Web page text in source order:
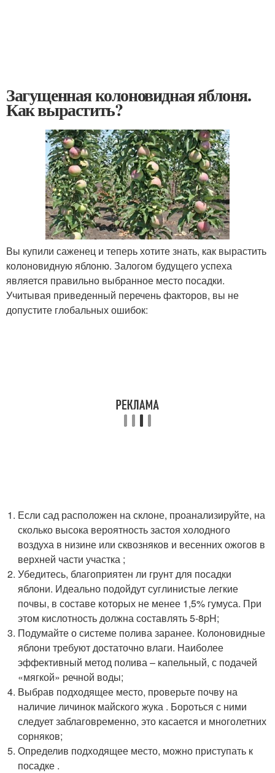
Загущенная колоновидная яблоня.
Как вырастить?
Вы купили саженец и теперь хотите знать, как вырастить
колоновидную яблоню. Залогом будущего успеха
является правильно выбранное место посадки.
Учитывая приведенный перечень факторов, вы не
допустите глобальных ошибок:
Если сад расположен на склоне, проанализируйте, на
сколько высока вероятность застоя холодного
воздуха в низине или сквозняков и весенних ожогов в
верхней части участка ;
Убедитесь, благоприятен ли грунт для посадки
яблони. Идеально подойдут суглинистые легкие
почвы, в составе которых не менее 1,5% гумуса. При
этом кислотность должна составлять 5-8pH;
Подумайте о системе полива заранее. Колоновидные
яблони требуют достаточно влаги. Наиболее
эффективный метод полива – капельный, с подачей
«мягкой» речной воды;
Выбрав подходящее место, проверьте почву на
наличие личинок майского жука . Бороться с ними
следует заблаговременно, это касается и многолетних
сорняков;
Определив подходящее место, можно приступать к
посадке .